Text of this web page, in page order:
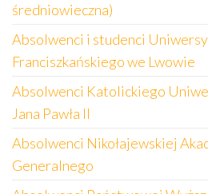
średniowieczna)
Absolwenci i studenci
Franciszkańskiego we Lwowie
Absolwenci Katolickiego
Jana Pawła II
Absolwenci Nikołajewskiej
Generalnego